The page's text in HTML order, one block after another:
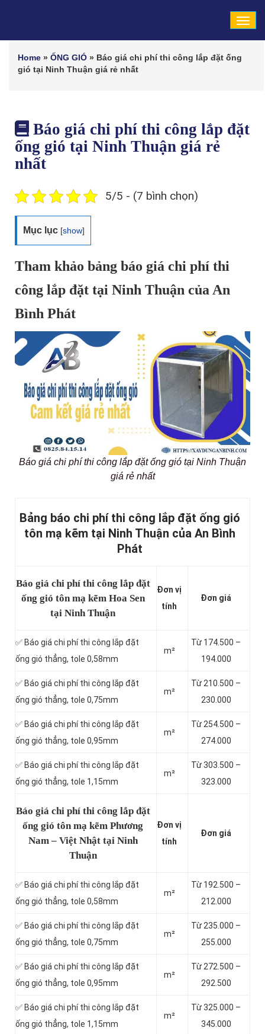
Home » ỐNG GIÓ » Báo giá chi phí thi công lắp đặt ống
gió tại Ninh Thuận giá rẻ nhất
Báo giá chi phí thi công lắp đặt
ống gió tại Ninh Thuận giá rẻ
nhất
5/5 - (7 bình chọn)
Mục lục [show]
Tham khảo bảng báo giá chi phí thi
công lắp đặt tại Ninh Thuận của An
Bình Phát
Báo giá chi phí thi công lắp đặt ống gió tại Ninh Thuận
giá rẻ nhất
Bảng báo chi phí thi công lắp đặt ống gió
tôn mạ kẽm tại Ninh Thuận của An Bình
Phát
Báo giá chi phí thi công lắp đặt
ống gió tôn mạ kẽm Hoa Sen
tại Ninh Thuận
Đơn vị
tính
Đơn giá
✅ Báo giá chi phí thi công lắp đặt
ống gió thẳng, tole 0,58mm
m²
Từ 174.500 –
194.000
✅ Báo giá chi phí thi công lắp đặt
ống gió thẳng, tole 0,75mm
m²
Từ 210.500 –
230.000
✅ Báo giá chi phí thi công lắp đặt
ống gió thẳng, tole 0,95mm
m²
Từ 254.500 –
274.000
✅ Báo giá chi phí thi công lắp đặt
ống gió thẳng, tole 1,15mm
m²
Từ 303.500 –
323.000
Báo giá chi phí thi công lắp đặt
ống gió tôn mạ kẽm Phương
Nam – Việt Nhật tại Ninh
Thuận
Đơn vị
tính
Đơn giá
✅ Báo giá chi phí thi công lắp đặt
ống gió thẳng, tole 0,58mm
m²
Từ 192.500 –
212.000
✅ Báo giá chi phí thi công lắp đặt
ống gió thẳng, tole 0,75mm
m²
Từ 235.000 –
255.000
✅ Báo giá chi phí thi công lắp đặt
ống gió thẳng, tole 0,95mm
m²
Từ 272.500 –
292.500
✅ Báo giá chi phí thi công lắp đặt
ống gió thẳng, tole 1,15mm
m²
Từ 325.000 –
345.000